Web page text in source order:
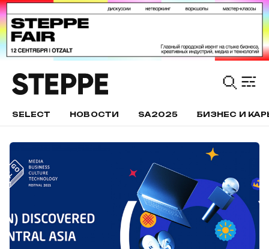
SELECT НОВОСТИ SA2025 БИЗНЕС И